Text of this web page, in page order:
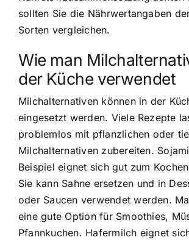
sollten Sie die Nährwertangaben
Sorten vergleichen.
Wie man
der Küche verwendet
Milchalternativen können in der
eingesetzt werden. Viele Rezepte
problemlos mit pflanzlichen oder
Milchalternativen zubereiten.
Beispiel eignet sich gut zum
Sie kann Sahne ersetzen und in
oder Saucen verwendet werden.
eine gute Option für Smoothies,
Pfannkuchen. Hafermilch eignet